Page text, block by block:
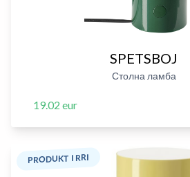
SPETSBOJ
Столна ламба
19.02 eur
PRODUKT I RRI